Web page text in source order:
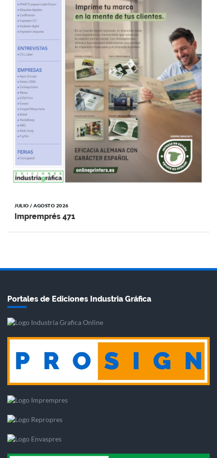
JULIO / AGOSTO 2026
Impremprés 471
Portales de Ediciones Industria Gráfica